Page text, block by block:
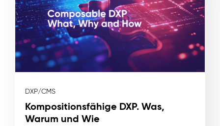
DXP/CMS
Kompositionsfähige DXP. Was,
Warum und Wie